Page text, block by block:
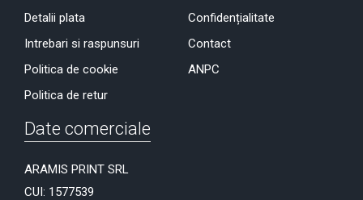
Detalii plata
Intrebari si raspunsuri
Politica de cookie
Politica de retur
Confidențialitate
Contact
ANPC
Date comerciale
ARAMIS PRINT SRL
CUI: 1577539